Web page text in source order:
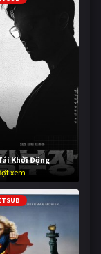
Khởi Động
xem